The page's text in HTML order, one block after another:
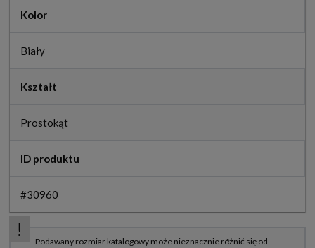
Kolor
Biały
Kształt
Prostokąt
ID produktu
#30960